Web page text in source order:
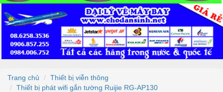
Trang chủ
Thiết bị viễn thông
Thiết bị phát wifi gắn tường Ruijie RG-AP130